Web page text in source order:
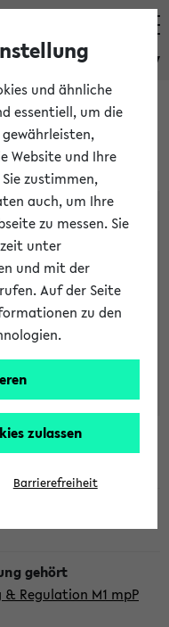
eKVV
& Regulation M1 mpP
und ähnliche
essentiell, um die
Website und Ihre
zustimmen,
auch, um Ihre
zu messen. Sie
unter
und mit der
Auf der Seite
zu den
zulassen
Barrierefreiheit